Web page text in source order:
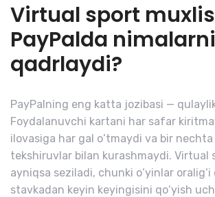
Virtual sport
PayPalda nimalarni
qadrlaydi?
PayPalning eng katta jozibasi —
Foydalanuvchi kartani har safar
ilovasiga har gal o‘tmaydi va bir
tekshiruvlar bilan kurashmaydi. Virtual
ayniqsa seziladi, chunki o‘yinlar oralig‘i
stavkadan keyin keyingisini qo‘yish